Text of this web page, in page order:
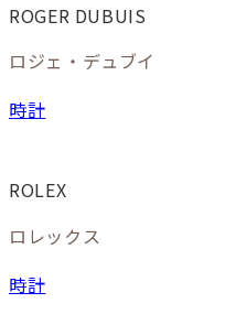
ROGER DUBUIS
ロジェ・デュブイ
時計
ROLEX
ロレックス
時計